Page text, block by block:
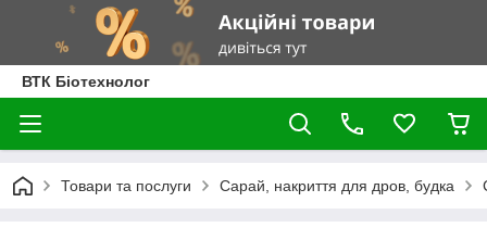
ВТК Біотехнолог
Товари та послуги Сарай, накриття для дров, будка